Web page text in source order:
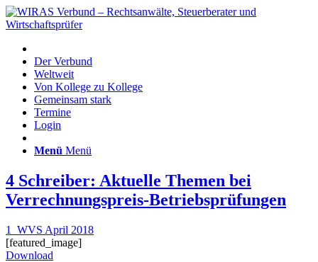
Der Verbund
Weltweit
Von Kollege zu Kollege
Gemeinsam stark
Termine
Login
Menü Menü
4 Schreiber: Aktuelle Themen bei
Verrechnungspreis-Betriebsprüfungen
1_WVS April 2018
[featured_image]
Download